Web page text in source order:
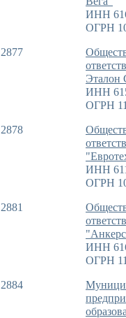
ИНН
ОГРН
2877
Эталон
ИНН
ОГРН
2878
ИНН
ОГРН
2881
ИНН
ОГРН
2884